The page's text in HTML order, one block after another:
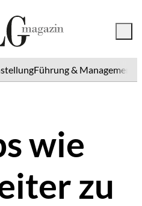
Führung & Management
wie
zu